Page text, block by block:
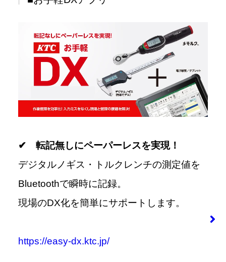
✔ 転記無しにペーパーレスを実現！
デジタルノギス・トルクレンチの測定値を
Bluetoothで瞬時に記録。
現場のDX化を簡単にサポートします。
https://easy-dx.ktc.jp/